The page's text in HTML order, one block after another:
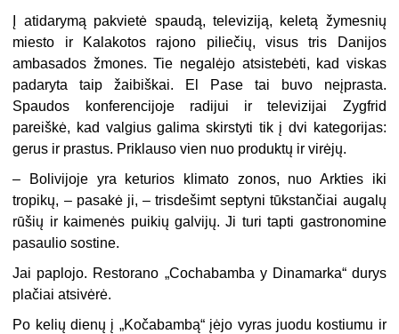
Į atidarymą pakvietė spaudą, televiziją, keletą žymesnių
miesto ir Kalakotos rajono piliečių, visus tris Danijos
ambasados žmones. Tie negalėjo atsistebėti, kad viskas
padaryta taip žaibiškai. El Pase tai buvo neįprasta.
Spaudos konferencijoje radijui ir televizijai Zygfrid
pareiškė, kad valgius galima skirstyti tik į dvi kategorijas:
gerus ir prastus. Priklauso vien nuo produktų ir virėjų.
– Bolivijoje yra keturios klimato zonos, nuo Arkties iki
tropikų, – pasakė ji, – trisdešimt septyni tūkstančiai augalų
rūšių ir kaimenės puikių galvijų. Ji turi tapti gastronomine
pasaulio sostine.
Jai paplojo. Restorano „Cochabamba y Dinamarka“ durys
plačiai atsivėrė.
Po kelių dienų į „Kočabambą“ įėjo vyras juodu kostiumu ir